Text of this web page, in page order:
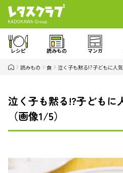
レシピ 読みもの マンガ
読みもの 食 泣く子も黙る!?子どもに人
泣く子も黙る!?子どもに
（画像1/5）